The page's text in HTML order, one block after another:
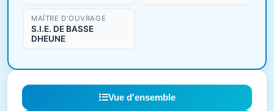
MAÎTRE D'OUVRAGE
S.I.E. DE BASSE
DHEUNE
Vue d'ensemble